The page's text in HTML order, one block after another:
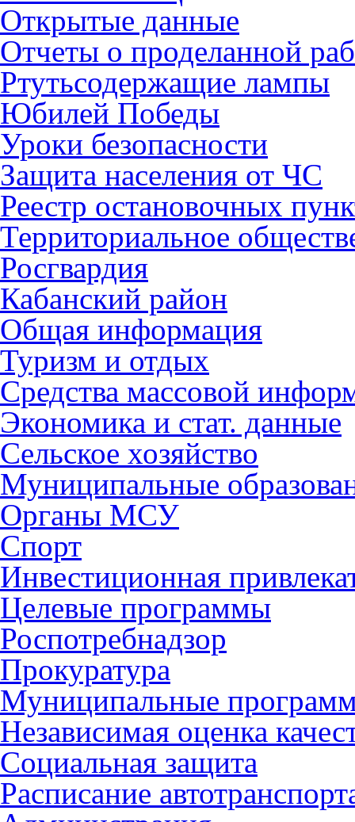
Открытые данные
Отчеты о проделанной
Ртутьсодержащие лампы
Юбилей Победы
Уроки безопасности
Защита населения от ЧС
Реестр остановочных
Территориальное
Росгвардия
Кабанский район
Общая информация
Туризм и отдых
Средства массовой
Экономика и стат. данные
Сельское хозяйство
Муниципальные
Органы МСУ
Спорт
Инвестиционная
Целевые программы
Роспотребнадзор
Прокуратура
Муниципальные
Независимая оценка
Социальная защита
Расписание